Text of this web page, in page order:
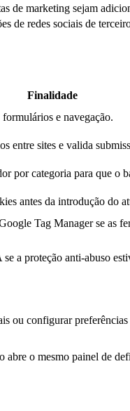
de marketing sejam
de redes sociais de
Finalidade
e navegação.
entre sites e valida
por categoria para que o
antes da introdução do
Tag Manager se as
a proteção anti-abuso
configurar
o mesmo painel de